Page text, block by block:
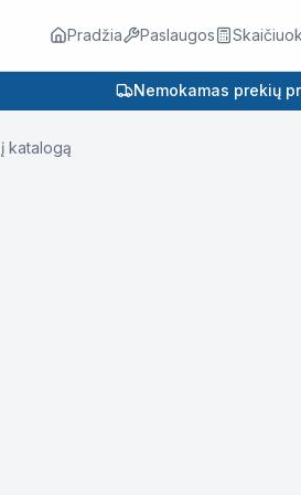
Pradžia Paslaugos
Nemokamas prekių
katalogą